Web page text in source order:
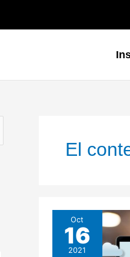
El
Oct
16
2021
Marketing
Contenidos: